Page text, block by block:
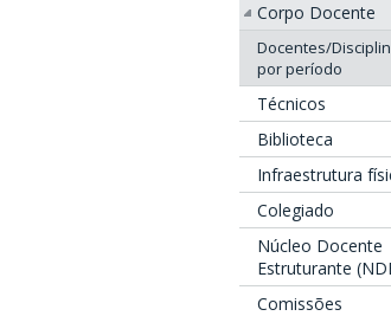
Corpo Docente
Docentes/
por período
Técnicos
Biblioteca
Infraestrutura
Colegiado
Núcleo Docente
Estruturante
Comissões